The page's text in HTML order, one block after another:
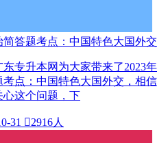
简答题考点：中国特色大国外交
升本网为大家带来了2023年
点：中国特色大国外交，相信
这个问题，下
31 2916人